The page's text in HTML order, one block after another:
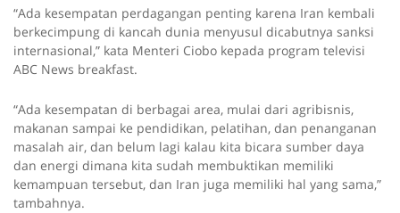
“Ada kesempatan perdagangan penting karena Iran kembali
berkecimpung di kancah dunia menyusul dicabutnya sanksi
internasional,” kata Menteri Ciobo kepada program televisi
ABC News breakfast.
“Ada kesempatan di berbagai area, mulai dari agribisnis,
makanan sampai ke pendidikan, pelatihan, dan penanganan
masalah air, dan belum lagi kalau kita bicara sumber daya
dan energi dimana kita sudah membuktikan memiliki
kemampuan tersebut, dan Iran juga memiliki hal yang sama,”
tambahnya.